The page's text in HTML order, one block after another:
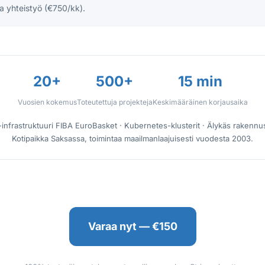
yhteistyö (€750/kk).
20+
Vuosien kokemus
500+
Toteutettuja projekteja
15 min
Keskimääräinen korjausaika
FIBA EuroBasket · Kubernetes-klusterit · Älykäs
Kotipaikka Saksassa, toimintaa maailmanlaajuisesti vuodesta 2003.
Varaa nyt — €150